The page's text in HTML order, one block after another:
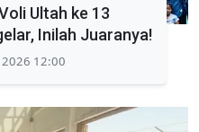
Ultah ke 13
Inilah Juaranya!
2026 12:00